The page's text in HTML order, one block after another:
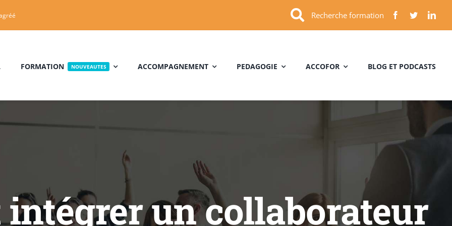
Recherche formation
FORMATION NOUVEAUTES ACCOMPAGNEMENT PEDAGOGIE ACCOFOR BLOG ET PODCASTS
un collaborateur